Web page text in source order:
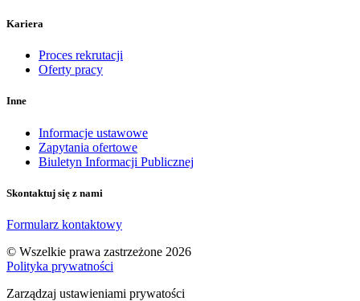
Kariera
Proces rekrutacji
Oferty pracy
Inne
Informacje ustawowe
Zapytania ofertowe
Biuletyn Informacji Publicznej
Skontaktuj się z nami
Formularz kontaktowy
© Wszelkie prawa zastrzeżone 2026
Polityka prywatności
Zarządzaj ustawieniami prywatości